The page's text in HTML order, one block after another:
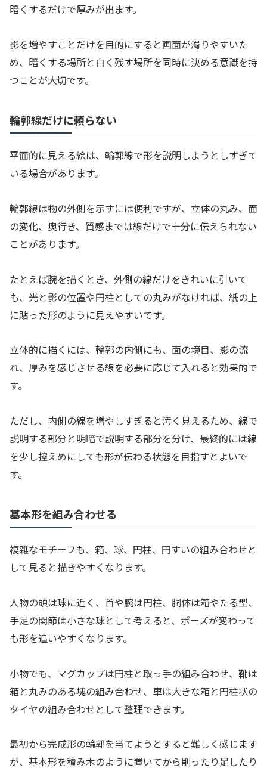
暗くするだけで厚みが出ます。
影を増やすことだけを目的にすると画面が濁りやすいた
め、暗くする場所と白く残す場所を同時に決める意識を持
つことが大切です。
輪郭線だけに頼らない
平面的に見える絵は、輪郭線で形を説明しようとしすぎて
いる場合があります。
輪郭線は物の外側を示すには便利ですが、立体の丸み、面
の変化、奥行き、質感までは線だけで十分に伝えられない
ことがあります。
たとえば腕を描くとき、外側の線だけをきれいに引いて
も、光と影の位置や円柱としての丸みがなければ、紙の上
に貼った形のように見えやすいです。
立体的に描くには、輪郭の内側にも、面の境目、影の流
れ、厚みを感じさせる線を必要に応じて入れると効果的で
す。
ただし、内側の線を増やしすぎると汚く見えるため、線で
説明する部分と明暗で説明する部分を分け、最終的には線
を少し控えめにしても形が伝わる状態を目指すとよいで
す。
基本形を組み合わせる
複雑なモチーフも、箱、球、円柱、円すいの組み合わせと
して見ると描きやすくなります。
人物の頭は球に近く、首や腕は円柱、胴体は箱やたる型、
手足の関節は小さな球として考えると、ポーズが変わって
も形を追いやすくなります。
小物でも、マグカップは円柱と取っ手の組み合わせ、靴は
箱と丸みのある塊の組み合わせ、車は大きな箱と円柱状の
タイヤの組み合わせとして整理できます。
最初から完成形の輪郭を当てようとすると難しく感じます
が、基本形を積み木のように置いてから削ったり足したり